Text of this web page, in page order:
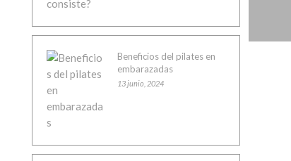
Beneficios del pilates en
embarazadas
13 junio, 2024